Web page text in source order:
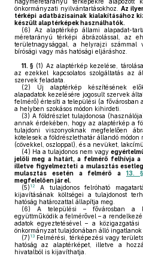
önkormányzati nyilvántartásokhoz. Az
térképi adatbázisainak kialakításához
készült alaptérképek használhatók.
(6) Az alaptérkép állami alapadat-
méretarányú térképi ábrázolással, az
területnagysággal, a helyrajzi számmal
bírósági vagy más hatósági eljáráshoz.
11. § (1) Az alaptérkép kezelése,
az ezekkel kapcsolatos szolgáltatás az
szervek feladata.
(2) Új alaptérkép készítésének
alapadatok kezelésére jogosult szervek
felmérő) értesíti a települési (a fővárosban
a helyben szokásos módon kihirdeti.
(3) A földrészlet tulajdonosa
annak érdekében, hogy az alaptérkép a
tulajdoni viszonyoknak megfelelően
kötelesek a földrészlethatár állandó
(cövekkel, oszloppal), és a nevüket,
(4) Ha a tulajdonos nem vagy
jelöli meg a határt, a felmérő felhívja
illetve figyelmezteti a mulasztás
mulasztás esetén a felmérő a 13.
megfelelően jár el.
(5) 12
A tulajdonos felróható
kijavításának költségei a tulajdonost
hatóság határozattal állapítja meg.
(6) A települési – fővárosban a
együttműködik a felmérővel – a
adatok egyeztetésével – a
önkormányzat tulajdonában álló
(7) 13 Felmérési, térképezési vagy
hatóság az alaptérképet, illetve a
hivatalból is kijavíthatja.